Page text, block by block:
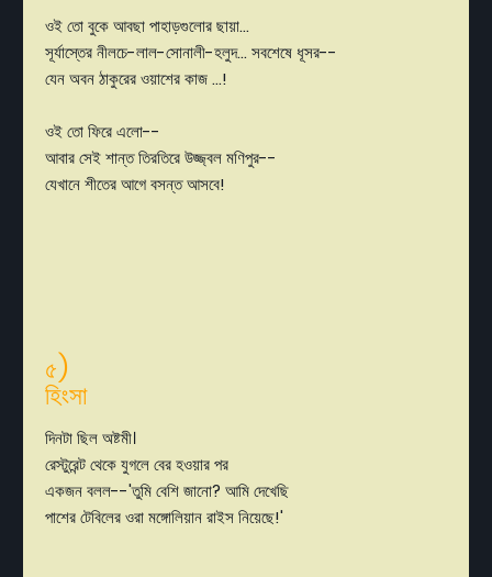
ওই তো বুকে আবছা পাহাড়গুলোর ছায়া...
সূর্যাস্তের নীলচে-লাল-সোনালী-হলুদ... সবশেষে ধূসর--
যেন অবন ঠাকুরের ওয়াশের কাজ ...!
ওই তো ফিরে এলো--
আবার সেই শান্ত তিরতিরে উজ্জ্বল মণিপুর--
যেখানে শীতের আগে বসন্ত আসবে!
৫)
হিংসা
দিনটা ছিল অষ্টমী।
রেস্টুরেন্ট থেকে যুগলে বের হওয়ার পর
একজন বলল--'তুমি বেশি জানো? আমি দেখেছি
পাশের টেবিলের ওরা মঙ্গোলিয়ান রাইস নিয়েছে!'